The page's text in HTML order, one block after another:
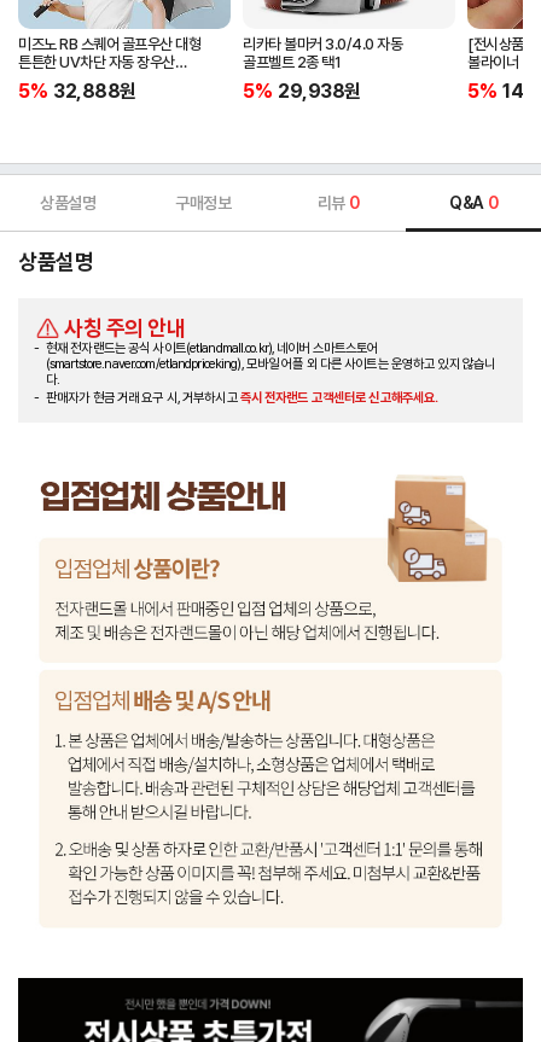
미즈노 RB 스퀘어 골프우산 대형
튼튼한 UV차단 자동 장우산
5LKY22100
5% 32,888원
리카타 볼마커 3.0/4.0 자동
골프벨트 2종 택1
5% 29,938원
[전시상품]
볼라이너 +
5%
상품설명 구매정보 리뷰 0 Q&A 0
상품설명
사칭 주의 안내
현재 전자랜드는 공식 사이트(etlandmall.co.kr), 네이버 스마트스토어
(smartstore.naver.com/etlandpriceking), 모바일 어플 외 다른 사이트는 운영하고 있지 않습니
다.
판매자가 현금 거래 요구 시, 거부하시고즉시 전자랜드 고객센터로 신고해주세요.